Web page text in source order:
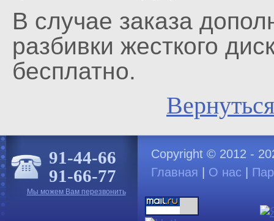
В случае заказа
разбивки жесткого
бесплатно.
91-44-66
91-66-77
Мы можем Вам перезвонить
Copyright © 2012 -
Главная
О нас